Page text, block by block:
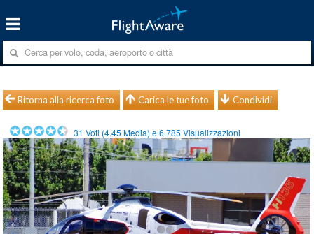
Ritorna alla ricerca foto Carica le tue foto Condividi
31 Voti (4.45 Media) e6.785 Visualizzazioni